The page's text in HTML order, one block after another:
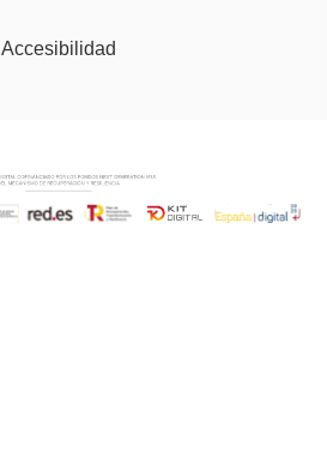
Accesibilidad